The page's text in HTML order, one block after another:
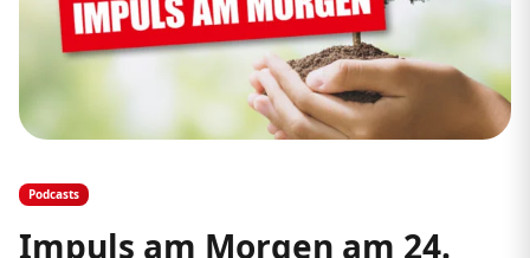
Podcasts
Impuls am Morgen am 24.